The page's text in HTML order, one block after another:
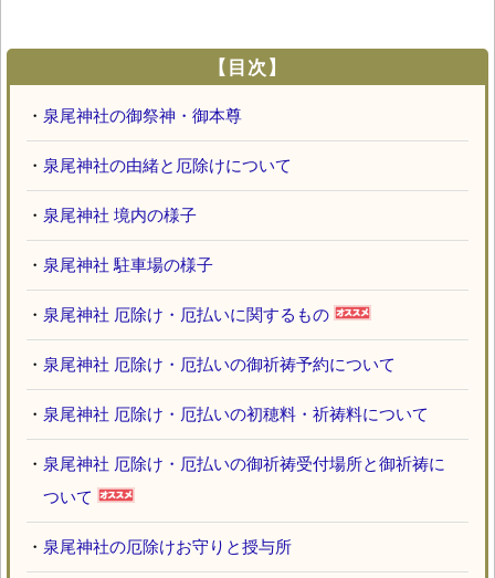
【目次】
・ 泉尾神社の御祭神・御本尊
・ 泉尾神社の由緒と厄除けについて
・ 泉尾神社 境内の様子
・ 泉尾神社 駐車場の様子
・ 泉尾神社 厄除け・厄払いに関するもの
・ 泉尾神社 厄除け・厄払いの御祈祷予約について
・ 泉尾神社 厄除け・厄払いの初穂料・祈祷料について
・ 泉尾神社 厄除け・厄払いの御祈祷受付場所と御祈祷に
ついて
・ 泉尾神社の厄除けお守りと授与所